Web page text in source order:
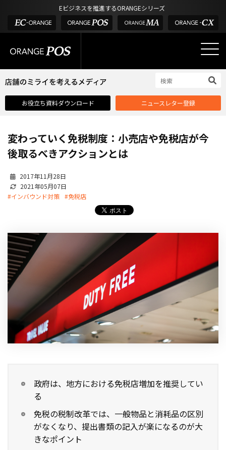
Eビジネスを推進するORANGEシリーズ
タッチパネル式カスタマーディスプレイ
インフラ環境・サポート
業界別ソリューション
酒販・ワイン
サロン
デジタル化・AI導入補助金
POS お役立ち情報
店舗のミライを考えるメディア
03-6432-0346
電話受付：平日 10:00~17:00
お役立ち資料ダウンロード ニュースレター登録
変わっていく免税制度：小売店や免税店が今
後取るべきアクションとは
2017年11月28日
2021年05月07日
#インバウンド対策 #免税店
政府は、地方における免税店増加を推奨してい
る
免税の税制改革では、一般物品と消耗品の区別
がなくなり、提出書類の記入が楽になるのが大
きなポイント